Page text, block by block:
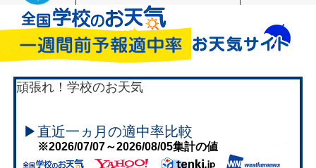
頑張れ！学校のお天気
▶直近一ヵ月の適中率比較
※2026/07/07～2026/08/05集計の値